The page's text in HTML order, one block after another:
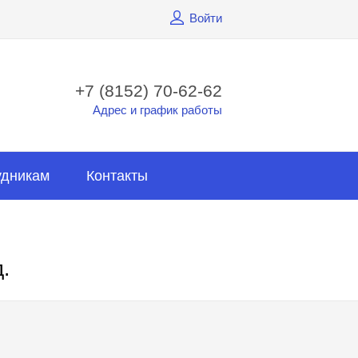
Войти
+7 (8152) 70-62-62
Адрес и график работы
Контакты